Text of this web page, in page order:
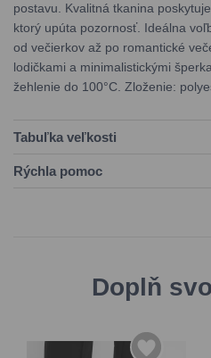
postavu. Kvalitná tkanina
ktorý upúta pozornosť. Ideálna
od večierkov až po romantické
lodičkami a minimalistickými
žehlenie do 100°C. Zloženie:
Tabuľka veľkosti
Rýchla pomoc
Doplň